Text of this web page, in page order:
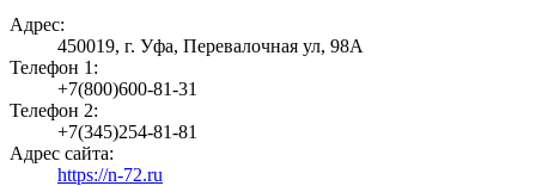
Адрес:
450019, г. Уфа, Перевалочная ул, 98А
Телефон 1:
+7(800)600-81-31
Телефон 2:
+7(345)254-81-81
Адрес сайта:
https://n-72.ru